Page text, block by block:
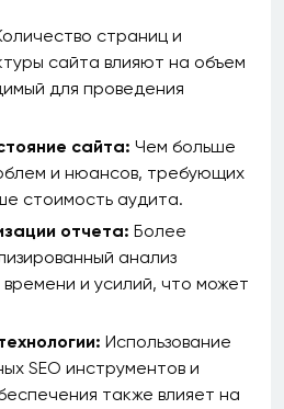
страниц и
сайта влияют на объем
для проведения
сайта: Чем больше
и нюансов, требующих
стоимость аудита.
отчета: Более
анализ
и усилий, что может
Использование
SEO инструментов и
также влияет на